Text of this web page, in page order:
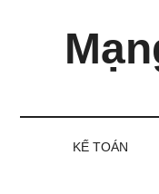
KẾ TOÁN